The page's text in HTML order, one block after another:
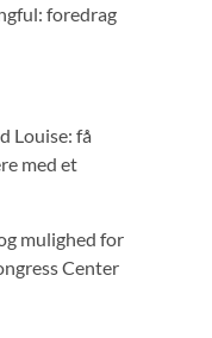
foredrag
Louise: få
med et
mulighed for
Center